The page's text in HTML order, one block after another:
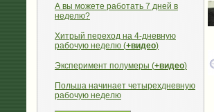
А вы можете работать 7 дней в
неделю?
Хитрый переход на 4-дневную
рабочую неделю (+видео)
Эксперимент полумеры (+видео)
Польша начинает четырехдневную
рабочую неделю